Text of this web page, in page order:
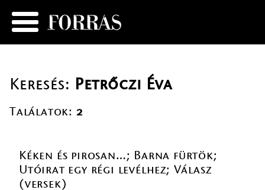
Keresés: Petrőczi Éva
Találatok: 2
Kéken és pirosan…; Barna fürtök;
Utóirat egy régi levélhez; Válasz
(versek)